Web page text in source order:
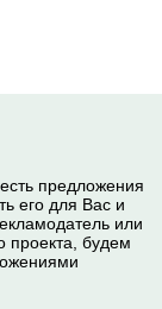
предложения
его для Вас и
или
проекта, будем